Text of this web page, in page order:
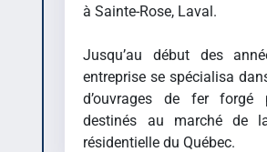
à Sainte-Rose, Laval.
Jusqu’au début des
entreprise se spécialisa
d’ouvrages de fer forgé
destinés au marché de
résidentielle du Québec.